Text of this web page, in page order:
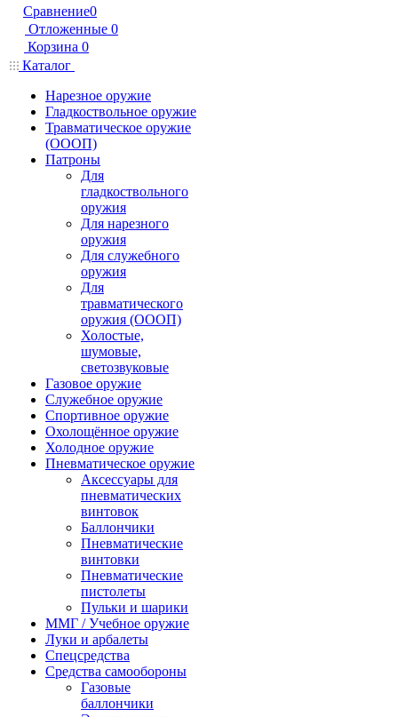
Сравнение0
Отложенные 0
Корзина 0
Каталог
Нарезное оружие
Гладкоствольное оружие
Травматическое оружие
(ОООП)
Патроны
Для
гладкоствольного
оружия
Для нарезного
оружия
Для служебного
оружия
Для
травматического
оружия (ОООП)
Холостые,
шумовые,
светозвуковые
Газовое оружие
Служебное оружие
Спортивное оружие
Охолощённое оружие
Холодное оружие
Пневматическое оружие
Аксессуары для
пневматических
винтовок
Баллончики
Пневматические
винтовки
Пневматические
пистолеты
Пульки и шарики
ММГ / Учебное оружие
Луки и арбалеты
Спецсредства
Средства самообороны
Газовые
баллончики